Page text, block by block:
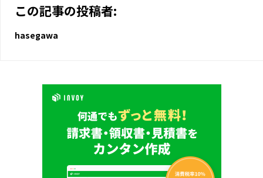
この記事の投稿者:
hasegawa